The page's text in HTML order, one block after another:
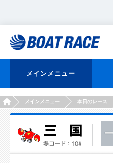
メインメニュー
HOMEメインメニュー 本日のレース